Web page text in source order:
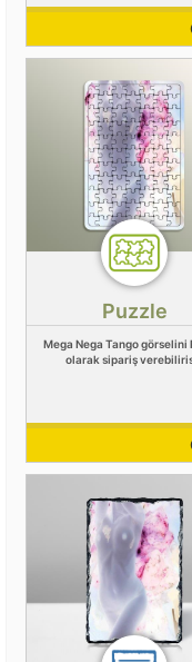
Puzzle
Mega Nega Tango görselini
olarak sipariş